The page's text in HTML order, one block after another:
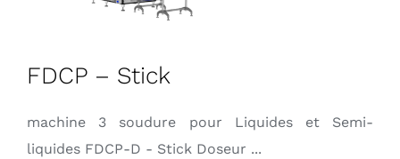
FDCP – Stick
machine 3 soudure pour Liquides et Semi-
liquides FDCP-D - Stick Doseur ...